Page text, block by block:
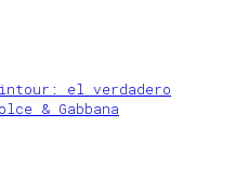
el verdadero
& Gabbana